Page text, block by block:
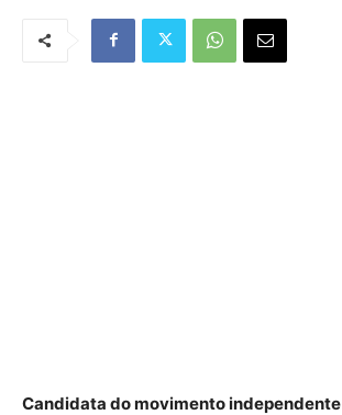
Candidata do movimento independente